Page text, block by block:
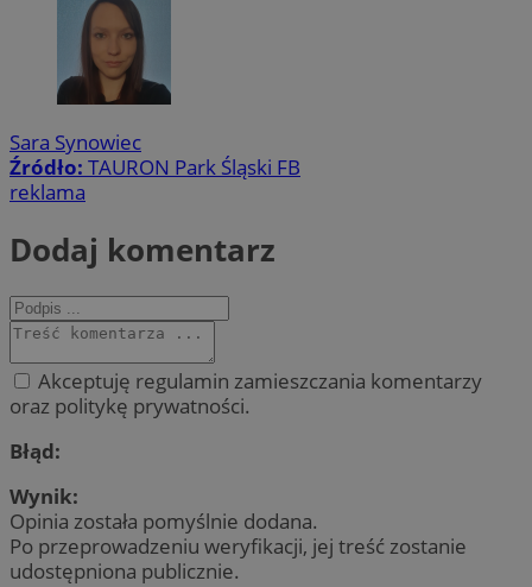
Sara Synowiec
Źródło: TAURON Park Śląski FB
reklama
Dodaj komentarz
Akceptuję regulamin zamieszczania komentarzy
oraz politykę prywatności.
Błąd:
Wynik:
Opinia została pomyślnie dodana.
Po przeprowadzeniu weryfikacji, jej treść zostanie
udostępniona publicznie.